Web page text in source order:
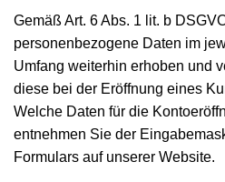
Gemäß Art. 6 Abs. 1 lit. b
personenbezogene Daten im
Umfang weiterhin erhoben und
diese bei der Eröffnung eines
Welche Daten für die
entnehmen Sie der
Formulars auf unserer Website.